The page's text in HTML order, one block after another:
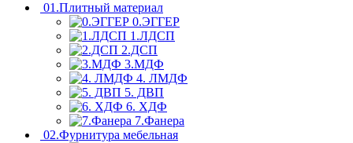
01.Плитный материал
0.ЭГГЕР
1.ЛДСП
2.ДСП
3.МДФ
4. ЛМДФ
5. ДВП
6. ХДФ
7.Фанера
02.Фурнитура мебельная